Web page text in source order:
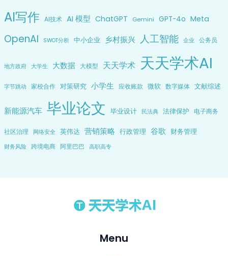
AI写作 AI技术 AI 模型 ChatGPT Gemini GPT-4o Meta
OpenAI SWOT分析 中小企业 乡村振兴 人工智能 企业 公务员
地方政府 大学生 大数据 大模型 天天学术 天天学术AI
字节跳动 家校合作 对策研究 小学生 应收账款 微软 数字媒体 文献综述
新能源汽车 毕业论文 毕业设计 民法典 法律保护 电子商务
社区治理 网络安全 英伟达 营销策略 行政管理 谷歌 财务管理
财务风险 跨境电商 阿里巴巴 高职高专
Menu